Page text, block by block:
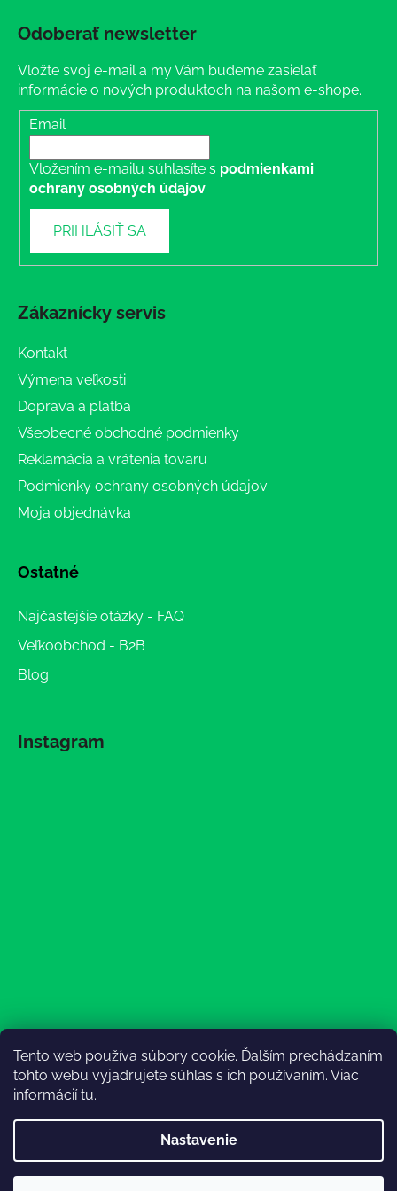
Tento web používa súbory cookie. Ďalším prechádzaním
tohto webu vyjadrujete súhlas s ich používaním. Viac
informáciítu.
Nastavenie
Odoberať newsletter
Vložte svoj e-mail a my Vám budeme zasielať
informácie o nových produktoch na našom e-shope.
Email
Vložením e-mailu súhlasíte s podmienkami
ochrany osobných údajov
PRIHLÁSIŤ SA
Zákaznícky servis
Kontakt
Výmena veľkosti
Doprava a platba
Všeobecné obchodné podmienky
Reklamácia a vrátenia tovaru
Podmienky ochrany osobných údajov
Moja objednávka
Ostatné
Najčastejšie otázky - FAQ
Veľkoobchod - B2B
Blog
Instagram
Sledovať na Instagrame